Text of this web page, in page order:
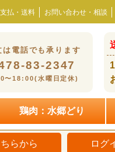
払・送料 お問い合わせ・相談
は電話でも承ります
83-2347
〜18:00(水曜日定休)
鶏肉：水郷どり
らから ログ